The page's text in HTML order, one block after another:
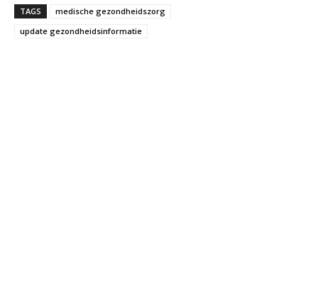
TAGS
medische gezondheidszorg
update gezondheidsinformatie